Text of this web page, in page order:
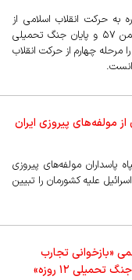
به حرکت انقلاب اسلامی از
حوادث خرداد ۴۲، بهمن ۵۷ و پایان جنگ تحمیلی
و جنگ ۱۲ روزه را مرحله چهارم از حرکت انقلاب
مولفه‌های پیروزی ایران
پاسداران مولفه‌های پیروزی
جنگ ۱۲ روزه اسرائیل علیه کشورمان را تبیین
«بازخوانی تجارب
۱۲ روزه»